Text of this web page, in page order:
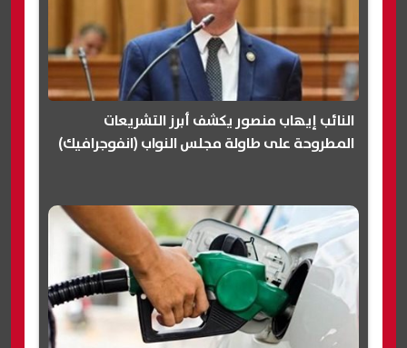
النائب إيهاب منصور يكشف أبرز التشريعات
المطروحة على طاولة مجلس النواب (انفوجرافيك)